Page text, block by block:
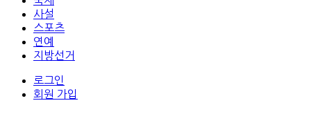
사설
스포츠
연예
지방선거
로그인
회원 가입